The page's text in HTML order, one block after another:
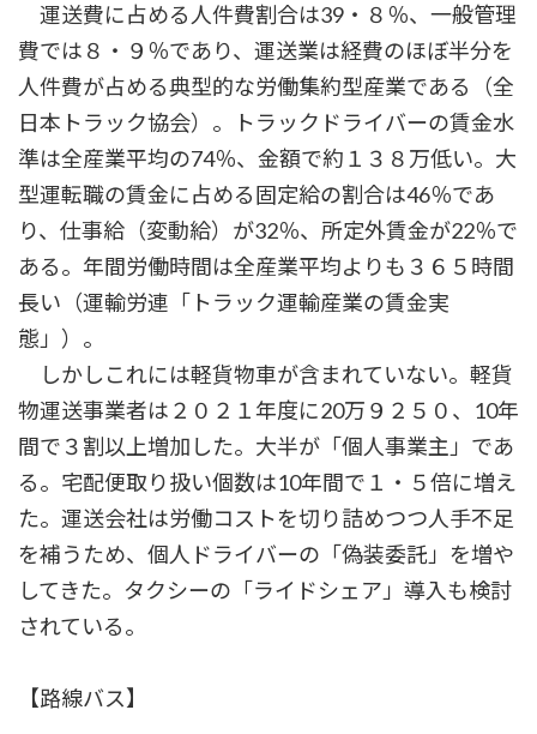
運送費に占める人件費割合は39・８％、一般管理
費では８・９％であり、運送業は経費のほぼ半分を
人件費が占める典型的な労働集約型産業である（全
日本トラック協会）。トラックドライバーの賃金水
準は全産業平均の74％、金額で約１３８万低い。大
型運転職の賃金に占める固定給の割合は46％であ
り、仕事給（変動給）が32％、所定外賃金が22％で
ある。年間労働時間は全産業平均よりも３６５時間
長い（運輸労連「トラック運輸産業の賃金実
態」）。
しかしこれには軽貨物車が含まれていない。軽貨
物運送事業者は２０２１年度に20万９２５０、10年
間で３割以上増加した。大半が「個人事業主」であ
る。宅配便取り扱い個数は10年間で１・５倍に増え
た。運送会社は労働コストを切り詰めつつ人手不足
を補うため、個人ドライバーの「偽装委託」を増や
してきた。タクシーの「ライドシェア」導入も検討
されている。
【路線バス】